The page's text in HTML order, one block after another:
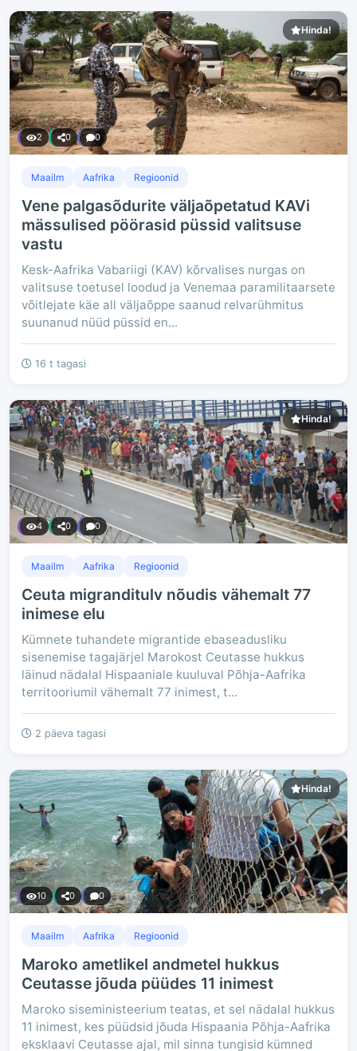
Hinda!
2 0 0
Maailm Aafrika Regioonid
Vene palgasõdurite väljaõpetatud KAVi
mässulised pöörasid püssid valitsuse
vastu
Kesk-Aafrika Vabariigi (KAV) kõrvalises nurgas on
valitsuse toetusel loodud ja Venemaa paramilitaarsete
võitlejate käe all väljaõppe saanud relvarühmitus
suunanud nüüd püssid en...
16 t tagasi
Hinda!
4 0 0
Maailm Aafrika Regioonid
Ceuta migranditulv nõudis vähemalt 77
inimese elu
Kümnete tuhandete migrantide ebaseadusliku
sisenemise tagajärjel Marokost Ceutasse hukkus
läinud nädalal Hispaaniale kuuluval Põhja-Aafrika
territooriumil vähemalt 77 inimest, t...
2 päeva tagasi
Hinda!
10 0 0
Maailm Aafrika Regioonid
Maroko ametlikel andmetel hukkus
Ceutasse jõuda püüdes 11 inimest
Maroko siseministeerium teatas, et sel nädalal hukkus
11 inimest, kes püüdsid jõuda Hispaania Põhja-Aafrika
eksklaavi Ceutasse ajal, mil sinna tungisid kümned